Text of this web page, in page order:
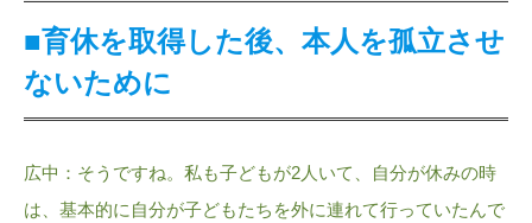
■育休を取得した後、本人を孤立させ
ないために
広中：そうですね。私も子どもが2人いて、自分が休みの時
は、基本的に自分が子どもたちを外に連れて行っていたんで